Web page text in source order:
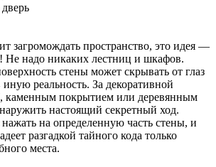
загромождать пространство, это идея —
Не надо никаких лестниц и шкафов.
стены может скрывать от глаз
реальность. За декоративной
каменным покрытием или деревянным
настоящий секретный ход.
на определенную часть стены, и
разгадкой тайного кода только
места.